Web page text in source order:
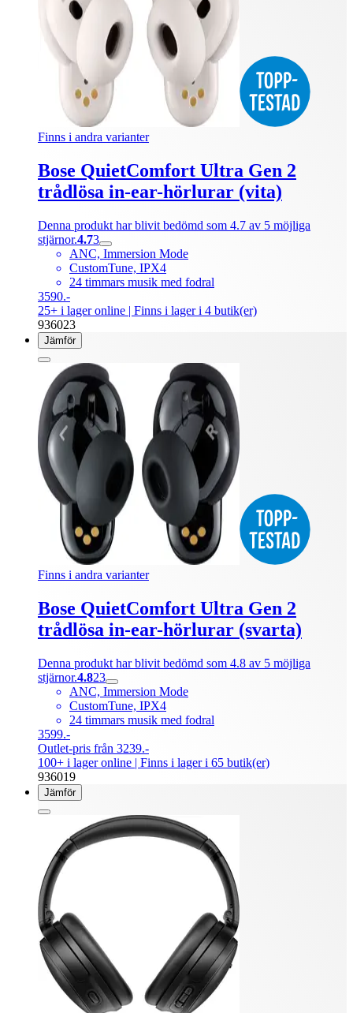
Finns i andra varianter
Bose QuietComfort Ultra Gen 2
trådlösa in-ear-hörlurar (vita)
Denna produkt har blivit bedömd som 4.7 av 5 möjliga
stjärnor.4.73
ANC, Immersion Mode
CustomTune, IPX4
24 timmars musik med fodral
3590.-
25+ i lager online | Finns i lager i 4 butik(er)
936023
Jämför
Finns i andra varianter
Bose QuietComfort Ultra Gen 2
trådlösa in-ear-hörlurar (svarta)
Denna produkt har blivit bedömd som 4.8 av 5 möjliga
stjärnor.4.823
ANC, Immersion Mode
CustomTune, IPX4
24 timmars musik med fodral
3599.-
Outlet-pris från 3239.-
100+ i lager online | Finns i lager i 65 butik(er)
936019
Jämför